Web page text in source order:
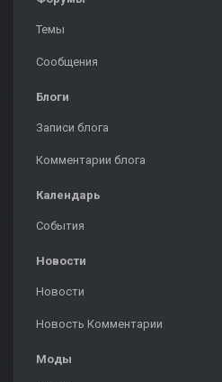
Темы
Сообщения
Блоги
Записи блога
Комментарии блога
Календарь
События
Новости
Новости
Новость Комментарии
Моды